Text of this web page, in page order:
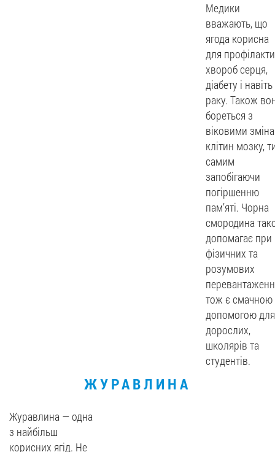
Медики
вважають, що
ягода корисна
для
хвороб серця,
діабету і навіть
раку. Також
бореться з
віковими
клітин мозку,
самим
запобігаючи
погіршенню
пам’яті. Чорна
смородина
допомагає при
фізичних та
розумових
тож є смачною
допомогою для
дорослих,
школярів та
студентів.
ЖУРАВЛИНА
Журавлина — одна
з найбільш
корисних ягід. Не